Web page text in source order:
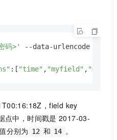
码>' --data-urlencode
:[ "time" , "myfield" , "mytag1"
，field key
点中，时间戳是 2017-03-
分别为 12 和 14 。